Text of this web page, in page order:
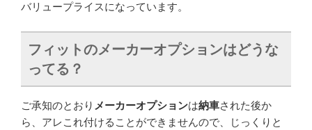
バリュープライスになっています。
フィットのメーカーオプションはどうな
ってる？
ご承知のとおり メーカーオプションは納車された後か
ら、アレこれ付けることができませんので、じっくりと